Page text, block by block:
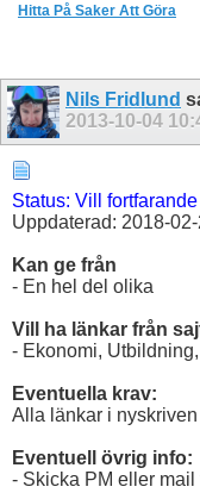
Hitta På Saker Att Göra
Nils Fridlund
2013-10-04
Status: Vill
Uppdaterad: 2018-
Kan ge från
- En hel del olika
Vill ha länkar från
- Ekonomi,
Eventuella krav:
Alla länkar i nyskriven
Eventuell övrig info:
- Skicka PM eller mail